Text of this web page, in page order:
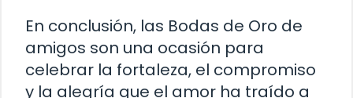
En conclusión, las Bodas de Oro de
amigos son una ocasión para
celebrar la fortaleza, el compromiso
y la alegría que el amor ha traído a